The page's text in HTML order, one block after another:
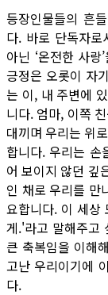
등장인물들의 흔
다. 바로 단독자로
아닌 ‘온전한 사
긍정은 오롯이 자
는 이, 내 주변에
니다. 엄마, 이쪽
대끼며 우리는 위
합니다. 우리는 손
어 보이지 않던 깊
인 채로 우리를 만
요합니다. 이 세상
게.'라고 말해주고
큰 축복임을 이해
고난 우리이기에
다.